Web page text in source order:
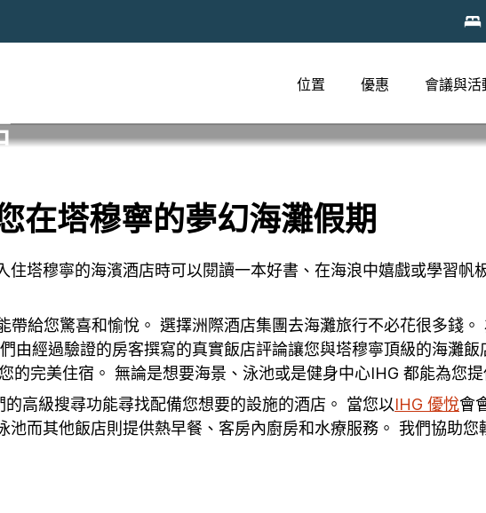
位置 優惠 會議與活
在塔穆寧的夢幻海灘假期
塔穆寧的海濱酒店時可以閱讀一本好書、在海浪中嬉戲或學習帆
給您驚喜和愉悅。 選擇洲際酒店集團去海灘旅行不必花很多錢
由經過驗證的房客撰寫的真實飯店評論讓您與塔穆寧頂級的海灘
完美住宿。 無論是想要海景、泳池或是健身中心IHG 都能為您提
高級搜尋功能尋找配備您想要的設施的酒店。 當您以IHG 優悅會
而其他飯店則提供熱早餐、客房內廚房和水療服務。 我們協助您